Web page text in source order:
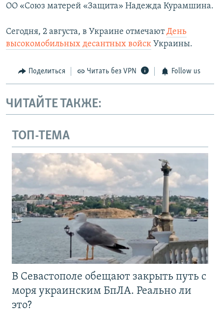
ОО «Союз матерей «Защита» Надежда Курамшина.
Сегодня, 2 августа, в Украине отмечаютДень
высокомобильных десантных войск Украины.
Поделиться Читать без VPN Follow us
ЧИТАЙТЕ ТАКЖЕ:
ТОП-ТЕМА
В Севастополе обещают закрыть путь с
моря украинским БпЛА. Реально ли
это?